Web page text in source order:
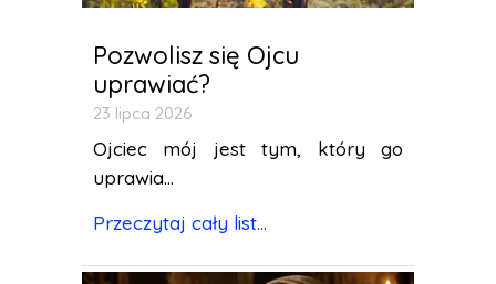
Pozwolisz się Ojcu
uprawiać?
23 lipca 2026
Ojciec mój jest tym, który go
uprawia...
Przeczytaj cały list...